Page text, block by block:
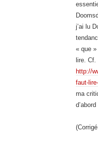
j’ai lu
« que
lire.
http://
faut-
ma